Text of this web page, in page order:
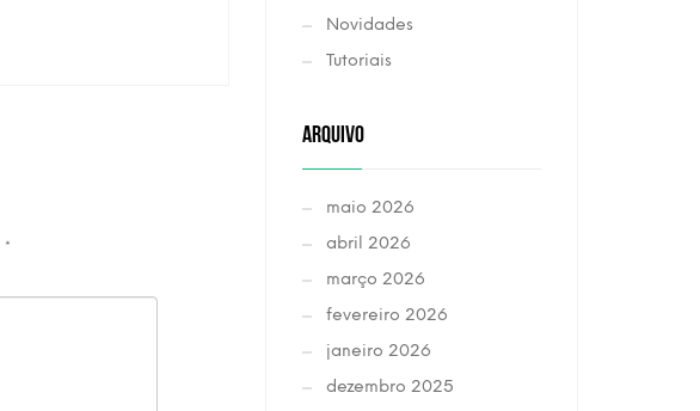
*
Novidades
Tutoriais
ARQUIVO
maio 2026
abril 2026
março 2026
fevereiro 2026
janeiro 2026
dezembro 2025